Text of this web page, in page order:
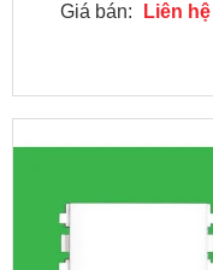
Giá bán: Liên hệ